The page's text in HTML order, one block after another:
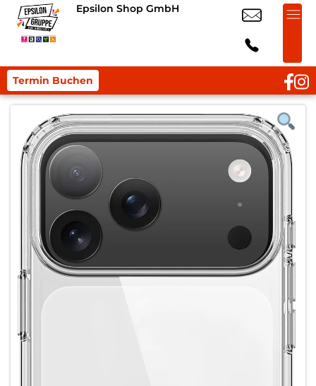
Epsilon Shop GmbH
Termin Buchen